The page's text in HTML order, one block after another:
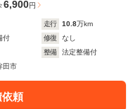
6,900円
走行 10.8万km
付 修復
なし
整備
法定整備付
田市
頼